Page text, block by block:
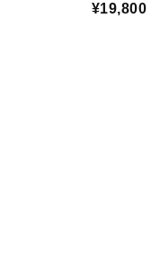
¥19,800